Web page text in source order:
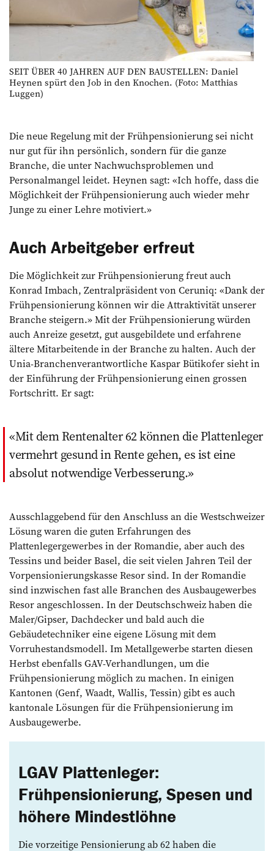
SEIT ÜBER 40 JAHREN AUF DEN BAUSTELLEN: Daniel
Heynen spürt den Job in den Knochen. (Foto: Matthias
Luggen)
Die neue Regelung mit der Frühpensionierung sei nicht
nur gut für ihn persönlich, sondern für die ganze
Branche, die unter Nachwuchsproblemen und
Personalmangel leidet. Heynen sagt: «Ich hoffe, dass die
Möglichkeit der Frühpensionierung auch wieder mehr
Junge zu einer Lehre motiviert.»
Auch Arbeitgeber erfreut
Die Möglichkeit zur Frühpensionierung freut auch
Konrad Imbach, Zentralpräsident von Ceruniq: «Dank der
Frühpensionierung können wir die Attraktivität unserer
Branche steigern.» Mit der Frühpensionierung würden
auch Anreize gesetzt, gut ausgebildete und erfahrene
ältere Mitarbeitende in der Branche zu halten. Auch der
Unia-Branchenverantwortliche Kaspar Bütikofer sieht in
der Einführung der Frühpensionierung einen grossen
Fortschritt. Er sagt:
Mit dem Rentenalter 62 können die Plattenleger
vermehrt gesund in Rente gehen, es ist eine
absolut notwendige Verbesserung.
Ausschlaggebend für den Anschluss an die Westschweizer
Lösung waren die guten Erfahrungen des
Plattenlegergewerbes in der Romandie, aber auch des
Tessins und beider Basel, die seit vielen Jahren Teil der
Vorpensionierungskasse Resor sind. In der Romandie
sind inzwischen fast alle Branchen des Ausbaugewerbes
Resor angeschlossen. In der Deutschschweiz haben die
Maler/Gipser, Dachdecker und bald auch die
Gebäudetechniker eine eigene Lösung mit dem
Vorruhestandsmodell. Im Metallgewerbe starten diesen
Herbst ebenfalls GAV-Verhandlungen, um die
Frühpensionierung möglich zu machen. In einigen
Kantonen (Genf, Waadt, Wallis, Tessin) gibt es auch
kantonale Lösungen für die Frühpensionierung im
Ausbaugewerbe.
LGAV Plattenleger:
Frühpensionierung, Spesen und
höhere Mindestlöhne
Die vorzeitige Pensionierung ab 62 haben die